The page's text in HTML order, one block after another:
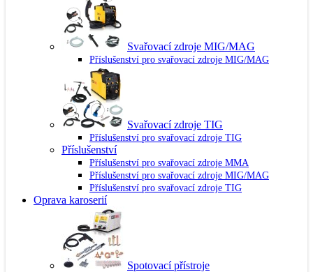
Svařovací zdroje MIG/MAG
Příslušenství pro svařovací zdroje MIG/MAG
Svařovací zdroje TIG
Příslušenství pro svařovací zdroje TIG
Příslušenství
Příslušenství pro svařovací zdroje MMA
Příslušenství pro svařovací zdroje MIG/MAG
Příslušenství pro svařovací zdroje TIG
Oprava karoserií
Spotovací přístroje